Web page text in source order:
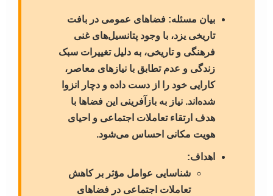
بیان مسئله: فضاهای عمومی در بافت
تاریخی یزد، با وجود پتانسیل‌های غنی
فرهنگی و تاریخی، به دلیل تغییرات سبک
زندگی و عدم تطابق با نیازهای معاصر،
کارایی خود را از دست داده و دچار انزوا
شده‌اند. نیاز به بازآفرینی این فضاها با
هدف ارتقاء تعاملات اجتماعی و احیای
هویت مکانی احساس می‌شود.
اهداف:
شناسایی عوامل مؤثر بر کاهش
تعاملات اجتماعی در فضاهای